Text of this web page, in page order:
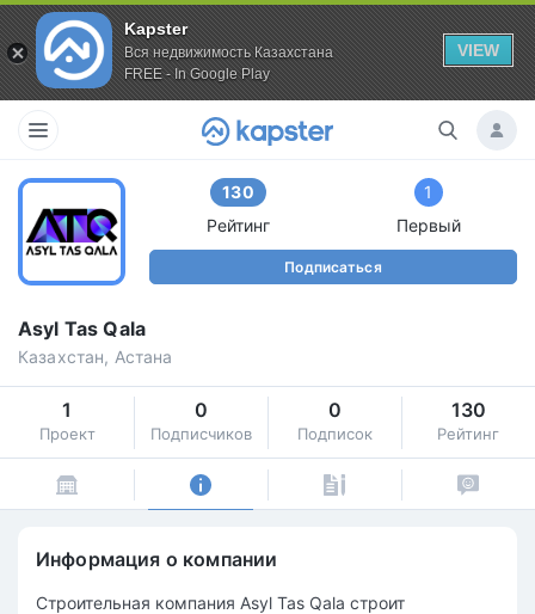
Kapster
Вся недвижимость Казахстана
FREE - In Google Play
VIEW
130
Рейтинг
1
Первый
Подписаться
Asyl Tas Qala
Казахстан, Астана
1
Проект
0
Подписчиков
0
Подписок
130
Рейтинг
Информация о компании
Строительная компания Asyl Tas Qala строит